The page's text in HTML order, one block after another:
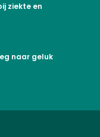
ziekte en
naar geluk